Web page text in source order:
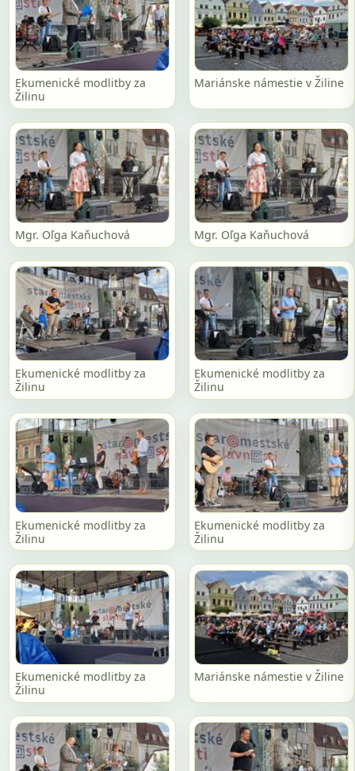
Ekumenické modlitby za
Žilinu
Mariánske námestie v Žiline
Mgr. Oľga Kaňuchová Mgr. Oľga Kaňuchová
Ekumenické modlitby za
Žilinu
Ekumenické modlitby za
Žilinu
Ekumenické modlitby za
Žilinu
Ekumenické modlitby za
Žilinu
Ekumenické modlitby za
Žilinu
Mariánske námestie v Žiline